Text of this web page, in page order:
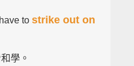
tostrike out on
學。